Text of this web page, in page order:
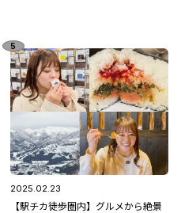
2025.02.23
【駅チカ徒歩圏内】グルメから絶景